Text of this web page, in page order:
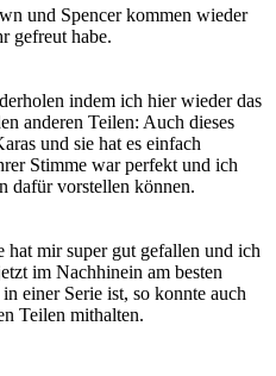
und Spencer kommen wieder
gefreut habe.
indem ich hier wieder das
anderen Teilen: Auch dieses
und sie hat es einfach
Stimme war perfekt und ich
dafür vorstellen können.
mir super gut gefallen und ich
im Nachhinein am besten
einer Serie ist, so konnte auch
Teilen mithalten.